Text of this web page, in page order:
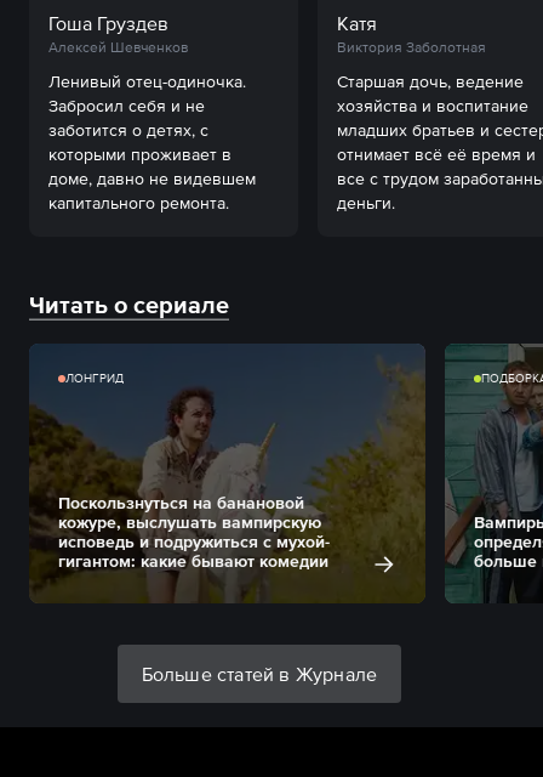
Гоша Груздев
Алексей Шевченков
Ленивый отец-одиночка.
Забросил себя и не
заботится о детях, с
которыми проживает в
доме, давно не видевшем
капитального ремонта.
Катя
Виктория Заболотная
Старшая дочь, ведение
хозяйства и воспитание
младших братьев и
отнимает всё её время и
все с трудом
деньги.
Читать о сериале
ЛОНГРИД
Поскользнуться на банановой
кожуре, выслушать вампирскую
исповедь и подружиться с мухой-
гигантом: какие бывают комедии
больше
Больше статей в Журнале